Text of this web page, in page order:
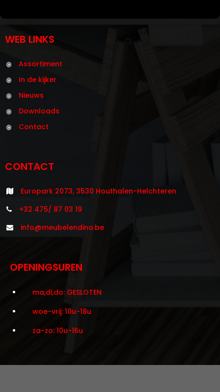
WEB LINKS
Assortiment
In de kijker
Nieuws
Downloads
Contact
CONTACT
Europark 2073, 3530 Houthalen-Helchteren
+32 475/ 87 03 19
info@meubelendino.be
OPENINGSUREN
ma,di,do: GESLOTEN
woe-vrij: 10u-18u
za-zo: 10u-16u